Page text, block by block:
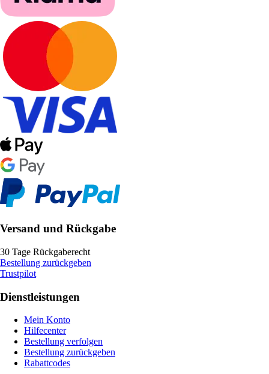
Versand und Rückgabe
30 Tage Rückgaberecht
Bestellung zurückgeben
Trustpilot
Dienstleistungen
Mein Konto
Hilfecenter
Bestellung verfolgen
Bestellung zurückgeben
Rabattcodes